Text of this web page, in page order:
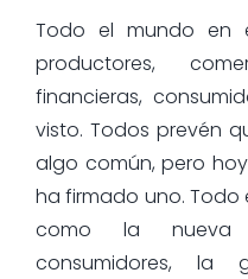
Todo el mundo en
productores,
financieras,
visto. Todos prevén
algo común, pero
ha firmado uno. Todo
como la nueva
consumidores, la